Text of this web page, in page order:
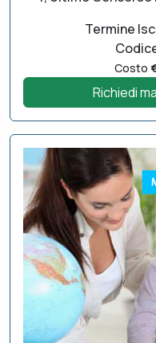
Termine
Costo
Richiedi